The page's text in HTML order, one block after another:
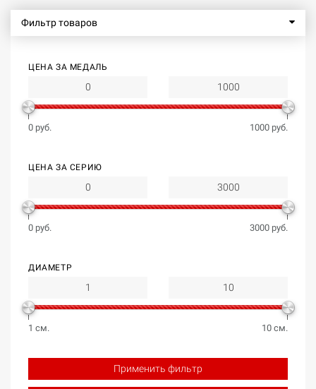
Фильтр товаров
ЦЕНА ЗА МЕДАЛЬ
0 руб. 1000 руб.
ЦЕНА ЗА СЕРИЮ
0 руб. 3000 руб.
ДИАМЕТР
1 см. 10 см.
Применить фильтр